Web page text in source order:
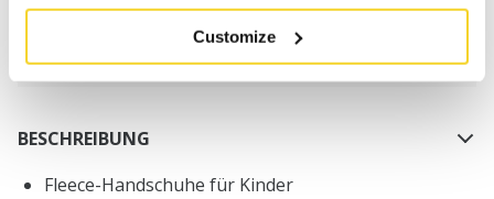
Customize
innerhalb Deutschland
BESCHREIBUNG
Fleece-Handschuhe für Kinder